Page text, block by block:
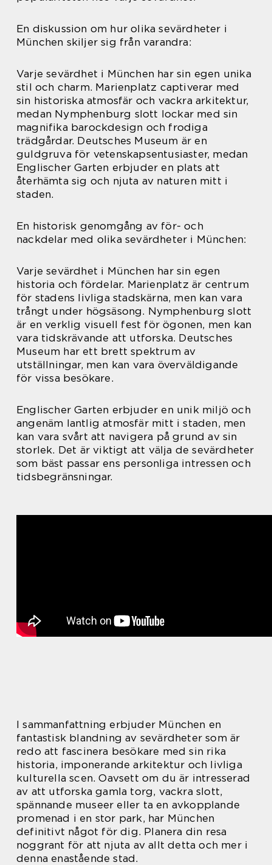
En diskussion om hur olika sevärdheter i
München skiljer sig från varandra:
Varje sevärdhet i München har sin egen unika
stil och charm. Marienplatz captiverar med
sin historiska atmosfär och vackra arkitektur,
medan Nymphenburg slott lockar med sin
magnifika barockdesign och frodiga
trädgårdar. Deutsches Museum är en
guldgruva för vetenskapsentusiaster, medan
Englischer Garten erbjuder en plats att
återhämta sig och njuta av naturen mitt i
staden.
En historisk genomgång av för- och
nackdelar med olika sevärdheter i München:
Varje sevärdhet i München har sin egen
historia och fördelar. Marienplatz är centrum
för stadens livliga stadskärna, men kan vara
trångt under högsäsong. Nymphenburg slott
är en verklig visuell fest för ögonen, men kan
vara tidskrävande att utforska. Deutsches
Museum har ett brett spektrum av
utställningar, men kan vara överväldigande
för vissa besökare.
Englischer Garten erbjuder en unik miljö och
angenäm lantlig atmosfär mitt i staden, men
kan vara svårt att navigera på grund av sin
storlek. Det är viktigt att välja de sevärdheter
som bäst passar ens personliga intressen och
tidsbegränsningar.
I sammanfattning erbjuder München en
fantastisk blandning av sevärdheter som är
redo att fascinera besökare med sin rika
historia, imponerande arkitektur och livliga
kulturella scen. Oavsett om du är intresserad
av att utforska gamla torg, vackra slott,
spännande museer eller ta en avkopplande
promenad i en stor park, har München
definitivt något för dig. Planera din resa
noggrant för att njuta av allt detta och mer i
denna enastående stad.